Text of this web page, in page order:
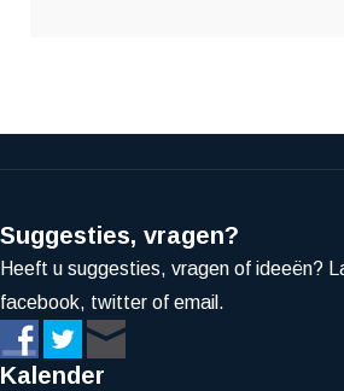
Suggesties, vragen?
Heeft u suggesties, vragen of ideeën?
facebook, twitter of email.
Kalender